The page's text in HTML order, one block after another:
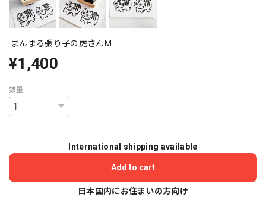
まんまる張り子の虎さんM
¥1,400
数量
International shipping available
Add to cart
日本国内にお住まいの方向け